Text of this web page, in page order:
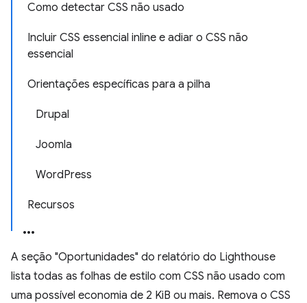
Como detectar CSS não usado
Incluir CSS essencial inline e adiar o CSS não
essencial
Orientações específicas para a pilha
Drupal
Joomla
WordPress
Recursos
A seção "Oportunidades" do relatório do Lighthouse
lista todas as folhas de estilo com CSS não usado com
uma possível economia de 2 KiB ou mais. Remova o CSS